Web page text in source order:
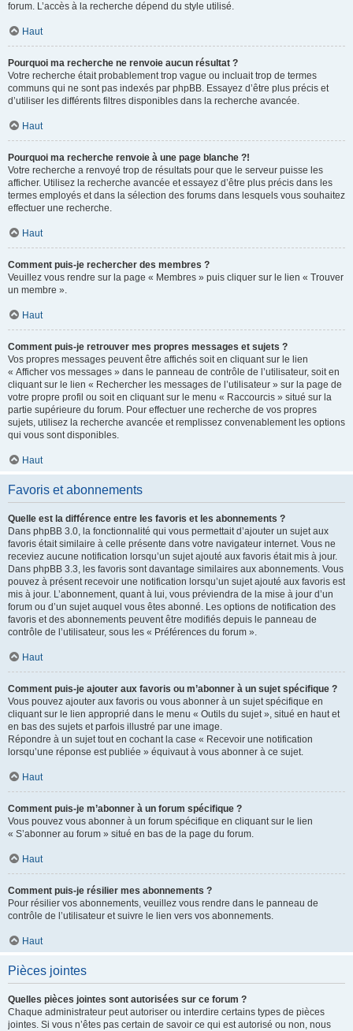
forum. L’accès à la recherche dépend du style utilisé.
Haut
Pourquoi ma recherche ne renvoie aucun résultat ?
Votre recherche était probablement trop vague ou incluait trop de termes
communs qui ne sont pas indexés par phpBB. Essayez d’être plus précis et
d’utiliser les différents filtres disponibles dans la recherche avancée.
Haut
Pourquoi ma recherche renvoie à une page blanche ?!
Votre recherche a renvoyé trop de résultats pour que le serveur puisse les
afficher. Utilisez la recherche avancée et essayez d’être plus précis dans les
termes employés et dans la sélection des forums dans lesquels vous souhaitez
effectuer une recherche.
Haut
Comment puis-je rechercher des membres ?
Veuillez vous rendre sur la page « Membres » puis cliquer sur le lien « Trouver
un membre ».
Haut
Comment puis-je retrouver mes propres messages et sujets ?
Vos propres messages peuvent être affichés soit en cliquant sur le lien
« Afficher vos messages » dans le panneau de contrôle de l’utilisateur, soit en
cliquant sur le lien « Rechercher les messages de l’utilisateur » sur la page de
votre propre profil ou soit en cliquant sur le menu « Raccourcis » situé sur la
partie supérieure du forum. Pour effectuer une recherche de vos propres
sujets, utilisez la recherche avancée et remplissez convenablement les options
qui vous sont disponibles.
Haut
Favoris et abonnements
Quelle est la différence entre les favoris et les abonnements ?
Dans phpBB 3.0, la fonctionnalité qui vous permettait d’ajouter un sujet aux
favoris était similaire à celle présente dans votre navigateur internet. Vous ne
receviez aucune notification lorsqu’un sujet ajouté aux favoris était mis à jour.
Dans phpBB 3.3, les favoris sont davantage similaires aux abonnements. Vous
pouvez à présent recevoir une notification lorsqu’un sujet ajouté aux favoris est
mis à jour. L’abonnement, quant à lui, vous préviendra de la mise à jour d’un
forum ou d’un sujet auquel vous êtes abonné. Les options de notification des
favoris et des abonnements peuvent être modifiés depuis le panneau de
contrôle de l’utilisateur, sous les « Préférences du forum ».
Haut
Comment puis-je ajouter aux favoris ou m’abonner à un sujet spécifique ?
Vous pouvez ajouter aux favoris ou vous abonner à un sujet spécifique en
cliquant sur le lien approprié dans le menu « Outils du sujet », situé en haut et
en bas des sujets et parfois illustré par une image.
Répondre à un sujet tout en cochant la case « Recevoir une notification
lorsqu’une réponse est publiée » équivaut à vous abonner à ce sujet.
Haut
Comment puis-je m’abonner à un forum spécifique ?
Vous pouvez vous abonner à un forum spécifique en cliquant sur le lien
« S’abonner au forum » situé en bas de la page du forum.
Haut
Comment puis-je résilier mes abonnements ?
Pour résilier vos abonnements, veuillez vous rendre dans le panneau de
contrôle de l’utilisateur et suivre le lien vers vos abonnements.
Haut
Pièces jointes
Quelles pièces jointes sont autorisées sur ce forum ?
Chaque administrateur peut autoriser ou interdire certains types de pièces
jointes. Si vous n’êtes pas certain de savoir ce qui est autorisé ou non, nous